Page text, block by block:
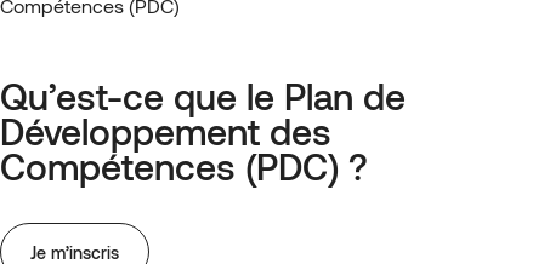
Compétences (PDC)
Qu’est-ce que le Plan de
Développement des
Compétences (PDC) ?
Je m’inscris